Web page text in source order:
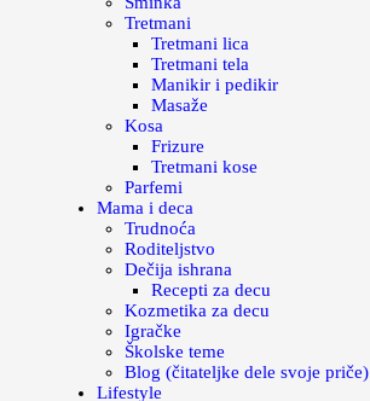
Tretmani
Tretmani lica
Tretmani tela
Manikir i pedikir
Masaže
Kosa
Frizure
Tretmani kose
Parfemi
Mama i deca
Trudnoća
Roditeljstvo
Dečija ishrana
Recepti za decu
Kozmetika za decu
Igračke
Školske teme
Blog (čitateljke dele svoje priče)
Lifestyle